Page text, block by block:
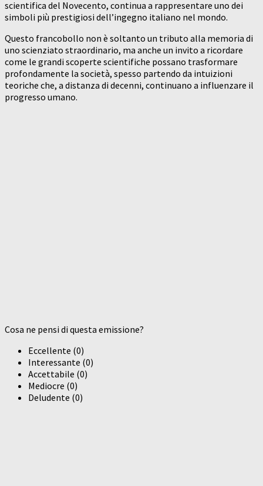
scientifica del Novecento, continua a rappresentare uno dei
simboli più prestigiosi dell’ingegno italiano nel mondo.
Questo francobollo non è soltanto un tributo alla memoria di
uno scienziato straordinario, ma anche un invito a ricordare
come le grandi scoperte scientifiche possano trasformare
profondamente la società, spesso partendo da intuizioni
teoriche che, a distanza di decenni, continuano a influenzare il
progresso umano.
Cosa ne pensi di questa emissione?
Eccellente (0)
Interessante (0)
Accettabile (0)
Mediocre (0)
Deludente (0)